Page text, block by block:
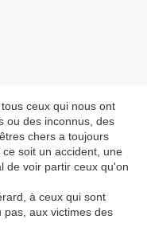
ceux qui nous ont
ou des inconnus, des
chers a toujours
soit un accident, une
de voir partir ceux qu'on
à ceux qui sont
pas, aux victimes des